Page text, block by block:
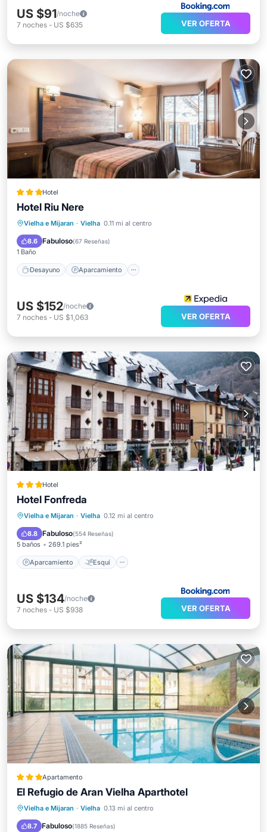
US $91/noche
7 noches - US $635 VER OFERTA
Hotel
Hotel Riu Nere
Vielha e Mijaran · Vielha 0.11 mi al centro
8.6 Fabuloso(67 Reseñas)
1 Baño
Desayuno Aparcamiento
Desayuno Aparcamiento
Internet
US $152/noche
7 noches - US $1,063 VER OFERTA
Hotel
Hotel Fonfreda
Vielha e Mijaran · Vielha 0.12 mi al centro
8.8 Fabuloso(554 Reseñas)
5 baños 269.1 pies²
Aparcamiento Esquí
Aparcamiento
Esquí
Balcón/Terraza
US $134/noche
7 noches - US $938 VER OFERTA
Apartamento
El Refugio de Aran Vielha Aparthotel
Vielha e Mijaran · Vielha 0.13 mi al centro
8.7 Fabuloso(1885 Reseñas)
Piscina privada
Frente al mar
Aparcamiento